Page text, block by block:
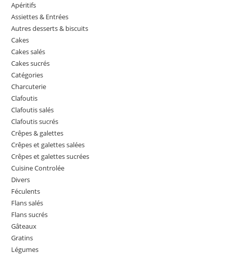
Apéritifs
Assiettes & Entrées
Autres desserts & biscuits
Cakes
Cakes salés
Cakes sucrés
Catégories
Charcuterie
Clafoutis
Clafoutis salés
Clafoutis sucrés
Crêpes & galettes
Crêpes et galettes salées
Crêpes et galettes sucrées
Cuisine Controlée
Divers
Féculents
Flans salés
Flans sucrés
Gâteaux
Gratins
Légumes